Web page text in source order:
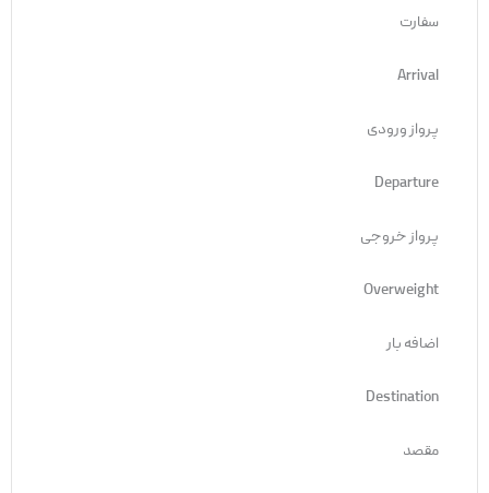
سفارت
Arrival
پرواز ورودی
Departure
پرواز خروجی
Overweight
اضافه بار
Destination
مقصد